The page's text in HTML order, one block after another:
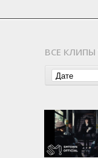
ВСЕ КЛИПЫ